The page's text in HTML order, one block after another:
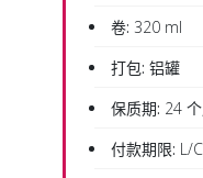
卷: 320 ml
打包: 铝罐
保质期: 24
付款期限: L/